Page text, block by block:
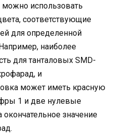
можно использовать
соответствующие
для определенной
наиболее
для танталовых SMD-
и
может иметь красную
1 и две нулевые
окончательное значение